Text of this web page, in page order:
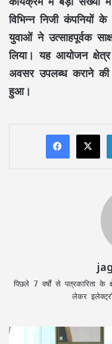
विभिन्न निजी कंपनियों
युवाओं ने उत्साहपूर्वक
लिया। यह आयोजन
अवसर उपलब्ध कराने की
हुआ।
पिछले 7 वर्षों से पत्रकारिता
लेकर